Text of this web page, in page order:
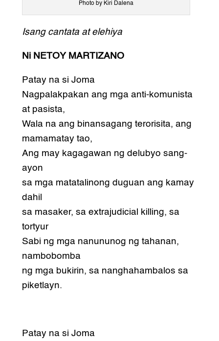
Photo by Kiri Dalena
Isang cantata at elehiya
Ni NETOY MARTIZANO
Patay na si Joma
Nagpalakpakan ang mga anti-komunista
at pasista,
Wala na ang binansagang terorisita, ang
mamamatay tao,
Ang may kagagawan ng delubyo sang-
ayon
sa mga matatalinong duguan ang kamay
dahil
sa masaker, sa extrajudicial killing, sa
tortyur
Sabi ng mga nanununog ng tahanan,
nambobomba
ng mga bukirin, sa nanghahambalos sa
piketlayn.
Patay na si Joma